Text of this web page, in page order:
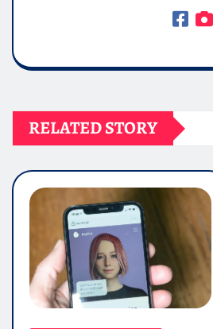
RELATED STORY